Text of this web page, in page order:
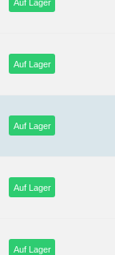
Auf Lager
Auf Lager
Auf Lager
Auf Lager
Auf Lager